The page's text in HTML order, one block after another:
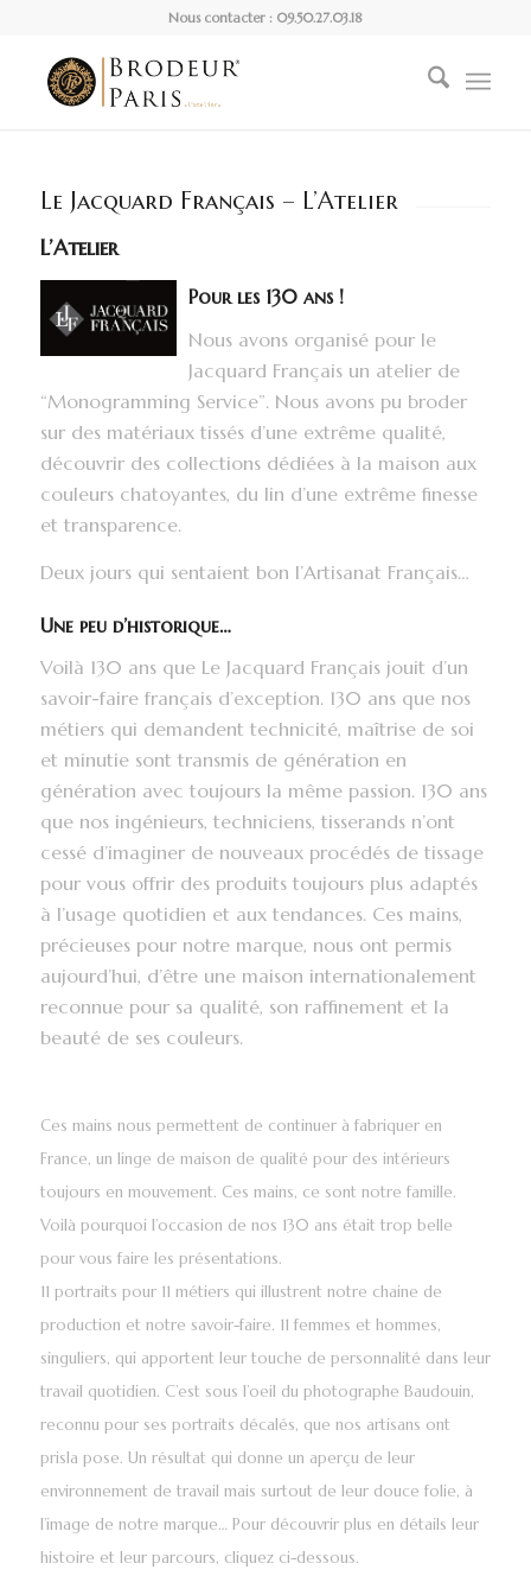
Nous contacter : 09.50.27.03.18
Le Jacquard Français – L’Atelier
L’Atelier
Pour les 130 ans !
Nous avons organisé pour le
Jacquard Français un atelier de
“Monogramming Service”. Nous avons pu broder
sur des matériaux tissés d’une extrême qualité,
découvrir des collections dédiées à la maison aux
couleurs chatoyantes, du lin d’une extrême finesse
et transparence.
Deux jours qui sentaient bon l’Artisanat Français…
Une peu d’historique…
Voilà 130 ans que Le Jacquard Français jouit d’un
savoir-faire français d’exception. 130 ans que nos
métiers qui demandent technicité, maîtrise de soi
et minutie sont transmis de génération en
génération avec toujours la même passion. 130 ans
que nos ingénieurs, techniciens, tisserands n’ont
cessé d’imaginer de nouveaux procédés de tissage
pour vous offrir des produits toujours plus adaptés
à l’usage quotidien et aux tendances. Ces mains,
précieuses pour notre marque, nous ont permis
aujourd’hui, d’être une maison internationalement
reconnue pour sa qualité, son raffinement et la
beauté de ses couleurs.
Ces mains nous permettent de continuer à fabriquer en
France, un linge de maison de qualité pour des intérieurs
toujours en mouvement. Ces mains, ce sont notre famille.
Voilà pourquoi l’occasion de nos 130 ans était trop belle
pour vous faire les présentations.
11 portraits pour 11 métiers qui illustrent notre chaine de
production et notre savoir-faire. 11 femmes et hommes,
singuliers, qui apportent leur touche de personnalité dans leur
travail quotidien. C’est sous l’oeil du photographe Baudouin,
reconnu pour ses portraits décalés, que nos artisans ont
prisla pose. Un résultat qui donne un aperçu de leur
environnement de travail mais surtout de leur douce folie, à
l’image de notre marque… Pour découvrir plus en détails leur
histoire et leur parcours, cliquez ci-dessous.